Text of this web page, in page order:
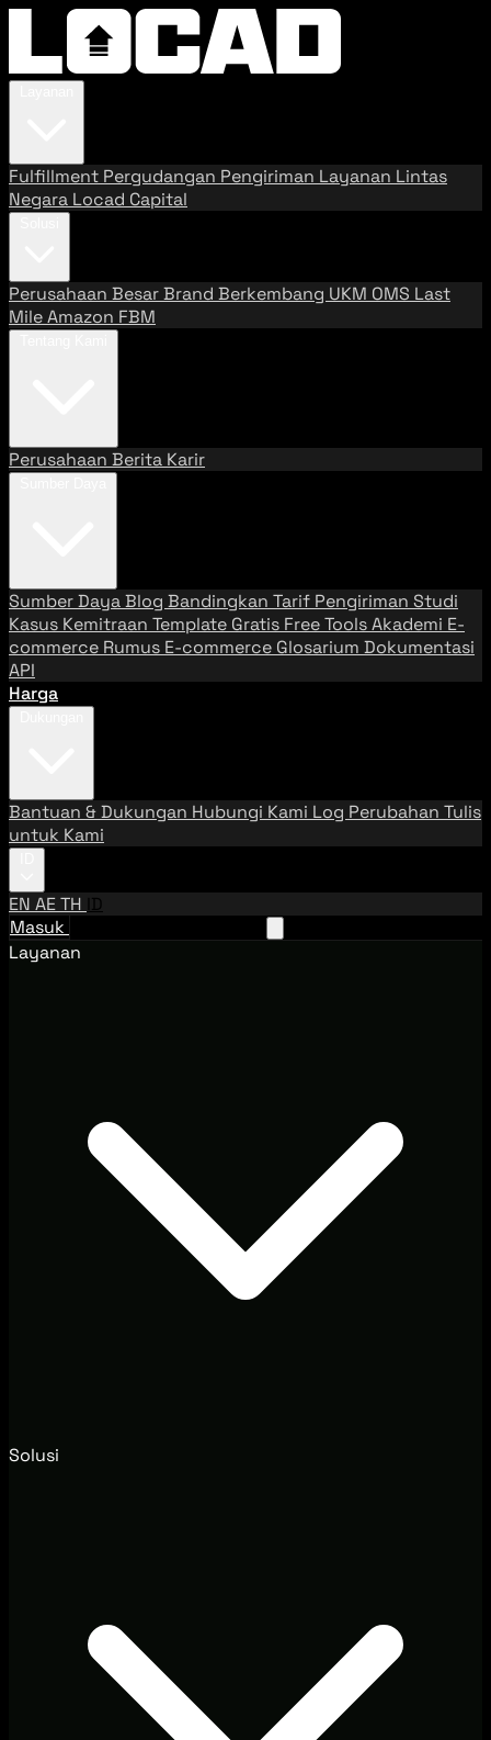
Fulfillment Pergudangan Pengiriman Layanan Lintas
Negara Locad Capital
Perusahaan BesarBrand Berkembang UKM OMS Last
MileAmazon FBM
Perusahaan Berita Karir
Sumber DayaBlog Bandingkan Tarif Pengiriman Studi
Kasus Kemitraan Template Gratis Free ToolsAkademi E-
commerce Rumus E-commerce Glosarium Dokumentasi
API
Harga
Bantuan & Dukungan Hubungi Kami Log Perubahan Tulis
untuk Kami
EN AETH ID
Masuk
Layanan
Solusi